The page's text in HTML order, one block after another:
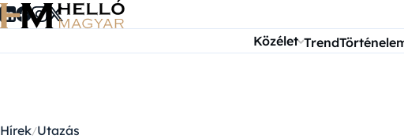
Ugrás a tartalomra
Közélet Trend
Hírek Utazás